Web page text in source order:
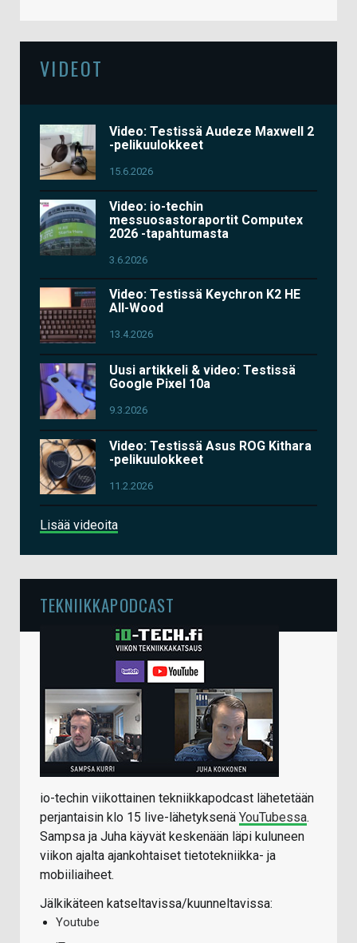
VIDEOT
Video: Testissä Audeze Maxwell 2
-pelikuulokkeet
15.6.2026
Video: io-techin
messuosastoraportit Computex
2026 -tapahtumasta
3.6.2026
Video: Testissä Keychron K2 HE
All-Wood
13.4.2026
Uusi artikkeli & video: Testissä
Google Pixel 10a
9.3.2026
Video: Testissä Asus ROG Kithara
-pelikuulokkeet
11.2.2026
Lisää videoita
TEKNIIKKAPODCAST
io-techin viikottainen tekniikkapodcast lähetetään
perjantaisin klo 15 live-lähetyksenä YouTubessa.
Sampsa ja Juha käyvät keskenään läpi kuluneen
viikon ajalta ajankohtaiset tietotekniikka- ja
mobiiliaiheet.
Jälkikäteen katseltavissa/kuunneltavissa:
Youtube